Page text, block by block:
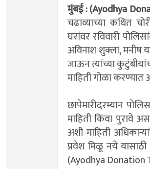
मुंबई : (Ayodhya
चढाव्याच्या कथित
घरांवर रविवारी
अविनाश शुक्ला, मनीष
जाऊन त्यांच्या
माहिती गोळा
छापेमारीदरम्यान
माहिती किंवा पुरावे
अशी माहिती
प्रवेश मिळू नये
(Ayodhya Donation